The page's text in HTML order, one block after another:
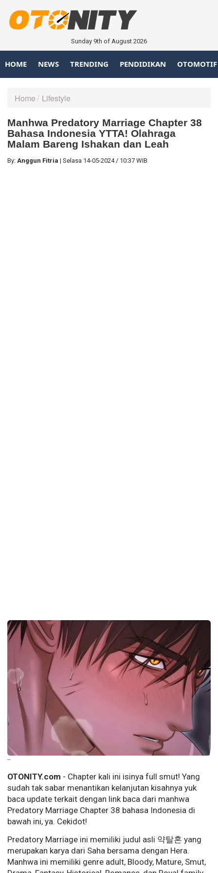
Sunday 9th of August 2026
HOME NEWS TRENDING PENDIDIKAN OTOMOTIF
Home Lifestyle
Manhwa Predatory Marriage Chapter 38
Bahasa Indonesia YTTA! Olahraga
Malam Bareng Ishakan dan Leah
By: Anggun Fitria | Selasa 14-05-2024 / 10:37 WIB
--
OTONITY.com - Chapter kali ini isinya full smut! Yang
sudah tak sabar menantikan kelanjutan kisahnya yuk
baca update terkait dengan link baca dari manhwa
Predatory Marriage Chapter 38 bahasa Indonesia di
bawah ini, ya. Cekidot!
Predatory Marriage ini memiliki judul asli 약탈혼 yang
merupakan karya dari Saha bersama dengan Hera.
Manhwa ini memiliki genre adult, Bloody, Mature, Smut,